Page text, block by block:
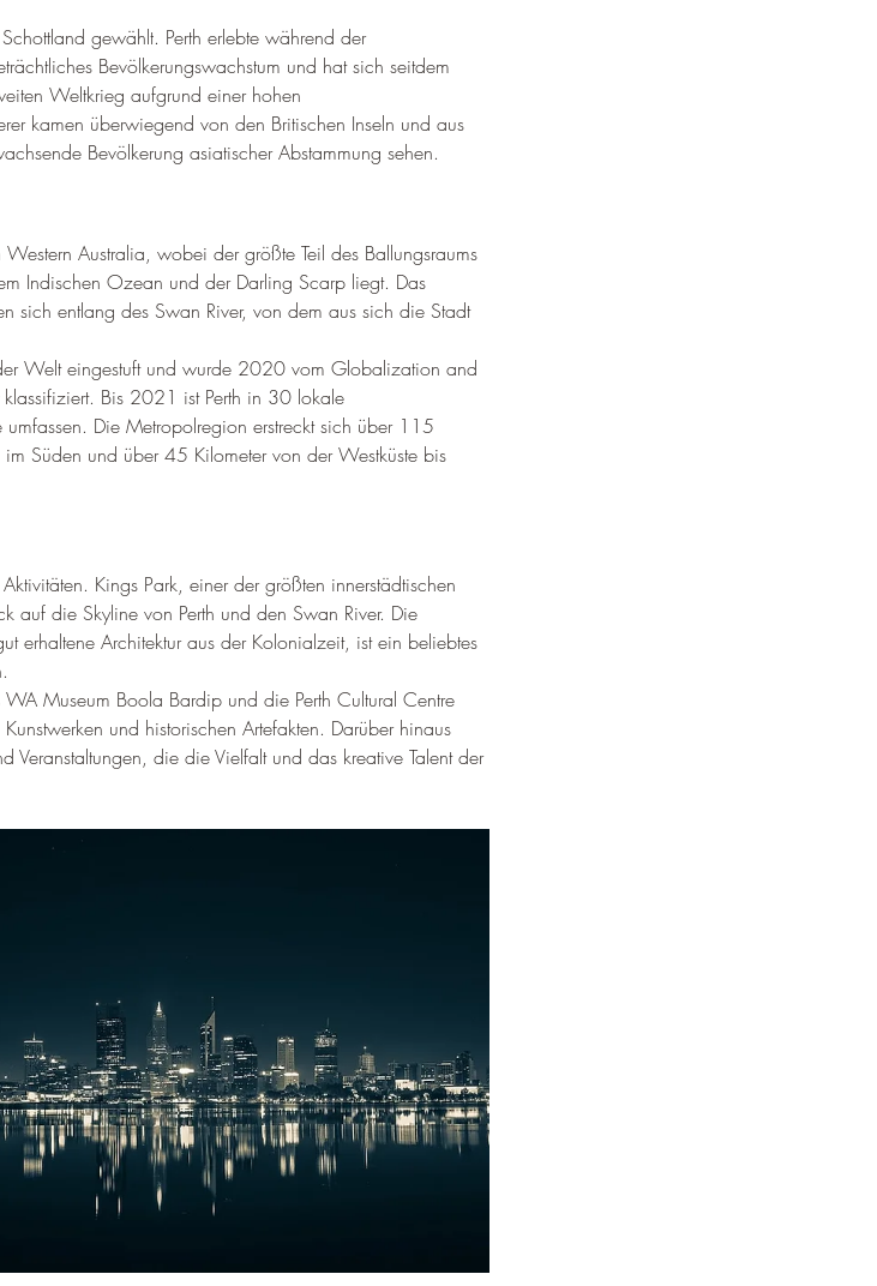
gewählt. Perth erlebte während der
Bevölkerungswachstum und hat sich seitdem
Weltkrieg aufgrund einer hohen
kamen überwiegend von den Britischen Inseln und aus
Bevölkerung asiatischer Abstammung sehen.
Australia, wobei der größte Teil des Ballungsraums
Indischen Ozean und der Darling Scarp liegt. Das
sich entlang des Swan River, von dem aus sich die Stadt
Welt eingestuft und wurde 2020 vom Globalization and
Bis 2021 ist Perth in 30 lokale
Die Metropolregion erstreckt sich über 115
Süden und über 45 Kilometer von der Westküste bis
Kings Park, einer der größten innerstädtischen
auf die Skyline von Perth und den Swan River. Die
erhaltene Architektur aus der Kolonialzeit, ist ein beliebtes
.
WA Museum Boola Bardip und die Perth Cultural Centre
und historischen Artefakten. Darüber hinaus
Veranstaltungen, die die Vielfalt und das kreative Talent der